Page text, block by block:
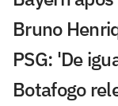
Bruno
PSG: 'De
Botafogo